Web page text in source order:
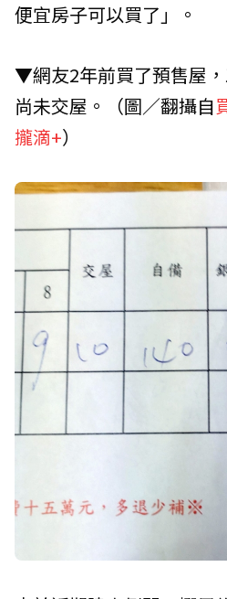
便宜房子可以買了」。
▼網友2年前買了預售屋
尚未交屋。（圖／翻攝自
攏滴+）